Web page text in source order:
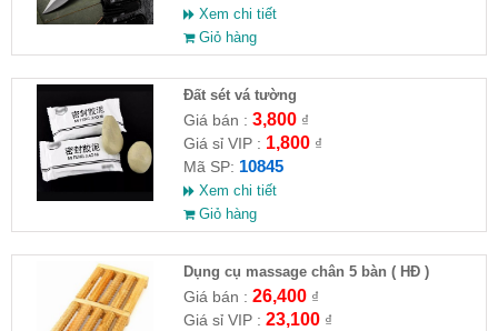
Xem chi tiết
Giỏ hàng
Đất sét vá tường
Giá bán : 3,800₫
Giá sỉ VIP : 1,800₫
Mã SP: 10845
Xem chi tiết
Giỏ hàng
Dụng cụ massage chân 5 bàn ( HĐ )
Giá bán : 26,400₫
Giá sỉ VIP : 23,100₫